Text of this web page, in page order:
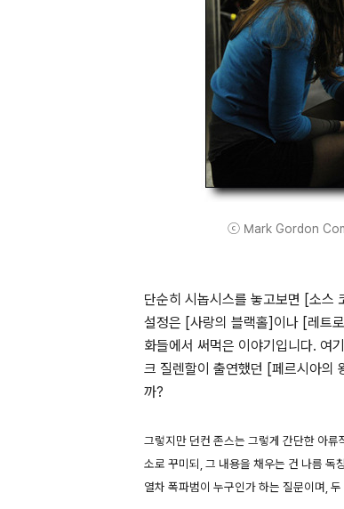
ⓒ Mark Gordon
단순히 시놉시스를 놓고보면 [소스
설정은 [사랑의 블랙홀]이나 [레트
화들에서 써먹은 이야기입니다. 여
크 질렌할이 출연했던 [페르시아의
까?
그렇지만 던컨 존스는 그렇게 간단한 아
소로 꾸미되, 그 내용을 채우는 건 나름 독
열차 폭파범이 누구인가 하는 질문이며,